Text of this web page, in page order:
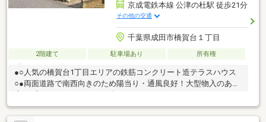
京成電鉄本線 公津の杜駅 徒歩21分
その他の交通
千葉県成田市橋賀台１丁目
2階建て 駐車場あり 所有権
●○人気の橋賀台1丁目エリアの鉄筋コンクリート造テラスハウス
○●両面道路で南西向きのため陽当り・通風良好！大型物入のある